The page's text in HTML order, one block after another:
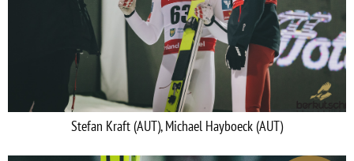
Stefan Kraft (AUT), Michael Hayboeck (AUT)